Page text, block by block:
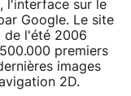
l'interface sur le
Google. Le site
de l'été 2006
premiers
images
2D.